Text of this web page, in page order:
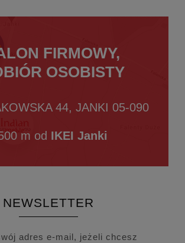
FIRMOWY,
OSOBISTY
44, JANKI 05-090
m od IKEI Janki
NEWSLETTER
adres e-mail, jeżeli chcesz